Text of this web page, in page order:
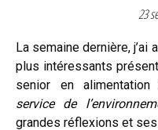
23
La semaine dernière, j’ai assisté à un midi-conférence des
plus intéressants
senior en
service de
grandes réflexions et